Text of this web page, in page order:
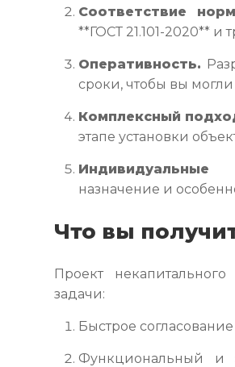
Соответствие
**ГОСТ 21.101-2020**
Оперативность.
сроки, чтобы вы
Комплексный
этапе установки
Индивидуальные
назначение и
Что вы
Проект
задачи:
Быстрое
Функциональный и